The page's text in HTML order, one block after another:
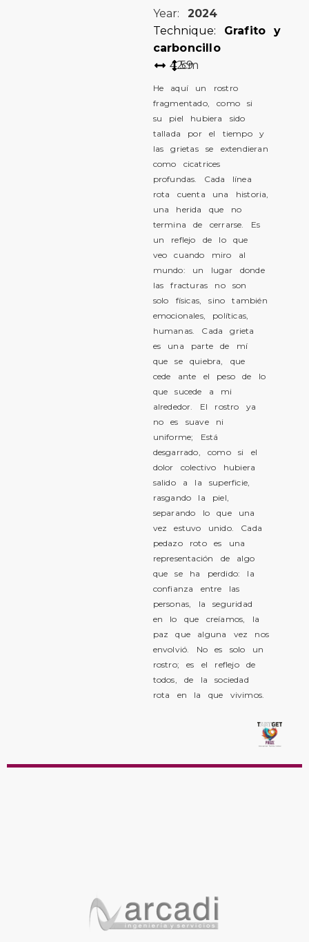
Year: 2024
Technique: Grafito y
carboncillo
4259
cm
He aquí un rostro
fragmentado, como si
su piel hubiera sido
tallada por el tiempo y
las grietas se extendieran
como cicatrices
profundas. Cada línea
rota cuenta una historia,
una herida que no
termina de cerrarse. Es
un reflejo de lo que
veo cuando miro al
mundo: un lugar donde
las fracturas no son
solo físicas, sino también
emocionales, políticas,
humanas. Cada grieta
es una parte de mí
que se quiebra, que
cede ante el peso de lo
que sucede a mi
alrededor. El rostro ya
no es suave ni
uniforme; Está
desgarrado, como si el
dolor colectivo hubiera
salido a la superficie,
rasgando la piel,
separando lo que una
vez estuvo unido. Cada
pedazo roto es una
representación de algo
que se ha perdido: la
confianza entre las
personas, la seguridad
en lo que creíamos, la
paz que alguna vez nos
envolvió. No es solo un
rostro; es el reflejo de
todos, de la sociedad
rota en la que vivimos.